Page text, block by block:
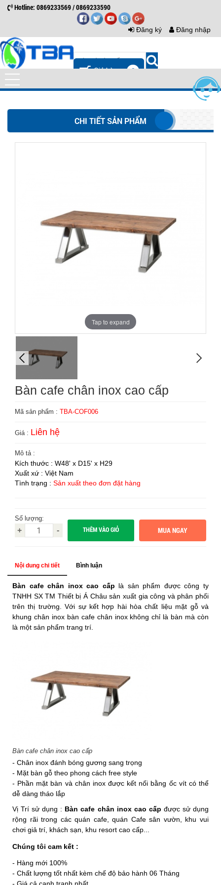
Hotline: 0869233569 / 0869233590
Đăng ký Đăng nhập
0
CHI TIẾT SẢN PHẨM
Tap to expand
Bàn cafe chân inox cao cấp
Mã sản phẩm : TBA-COF006
Giá : Liên hệ
Mô tả :
Kích thước : W48' x D15' x H29
Xuất xứ : Việt Nam
Tình trạng : Sản xuất theo đơn đặt hàng
Số lượng:
+ - THÊM VÀO GIỎ
Nội dung chi tiết Bình luận
Bàn cafe chân inox cao cấp là sản phẩm được công ty
TNHH SX TM Thiết bị Á Châu sản xuất gia công và phân phối
trên thị trường. Với sự kết hợp hài hòa chất liệu mặt gỗ và
khung chân inox bàn cafe chân inox không chỉ là bàn mà còn
là một sản phẩm trang trí.
Bàn cafe chân inox cao cấp
- Chân inox đánh bóng gương sang trọng
- Mặt bàn gỗ theo phong cách free style
- Phần mặt bàn và chân inox được kết nối bằng ốc vít có thể
dễ dàng tháo lắp
Vị Trí sử dụng : Bàn cafe chân inox cao cấp được sử dụng
rộng rãi trong các quán cafe, quán Cafe sân vườn, khu vui
chơi giả trí, khách sạn, khu resort cao cấp...
Chúng tôi cam kết :
- Hàng mới 100%
- Chất lượng tốt nhất kèm chế độ bảo hành 06 Tháng